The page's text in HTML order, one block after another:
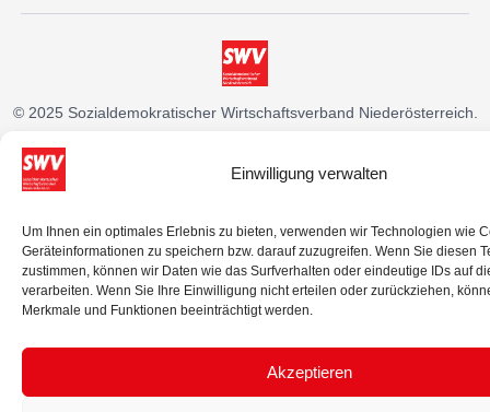
Einwilligung verwalten
Um Ihnen ein optimales Erlebnis zu bieten, verwenden wir Technologien wie
Geräteinformationen zu speichern bzw. darauf zuzugreifen. Wenn Sie diesen
zustimmen, können wir Daten wie das Surfverhalten oder eindeutige IDs auf
verarbeiten. Wenn Sie Ihre Einwilligung nicht erteilen oder zurückziehen,
Merkmale und Funktionen beeinträchtigt werden.
Akzeptieren
© 2025 Sozialdemokratischer Wirtschaftsverband Niederösterreich.
DATENSCHUTZ